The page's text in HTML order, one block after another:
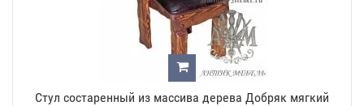
Стул состаренный из массива дерева Добряк мягкий